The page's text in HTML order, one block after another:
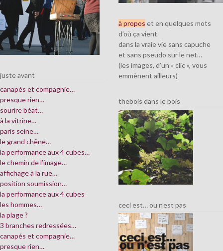
juste avant
canapés et compagnie…
presque rien…
sourire béat…
à la vitrine…
paris seine…
le grand chêne…
la performance aux 4 cubes…
le chemin de l’image…
affichage à la rue…
position soumission…
la performance aux 4 cubes
les hommes…
la plage ?
3 branches redressées…
canapés et compagnie…
presque rien…
à propos et en quelques mots
d’où ça vient
dans la vraie vie sans capuche
et sans pseudo sur le net…
(les images, d’un « clic », vous
emmènent ailleurs)
thebois dans le bois
ceci est… ou n’est pas